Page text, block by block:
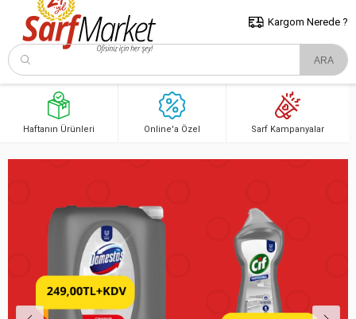
5000 TL ve Üzeri Alışverişlerde İstanbul İçi Kargo Bedava!
ve Trakya İçin Tıklayın..
Kargom Nerede ?
Haftanın Ürünleri Online'a Özel Sarf Kampanyalar